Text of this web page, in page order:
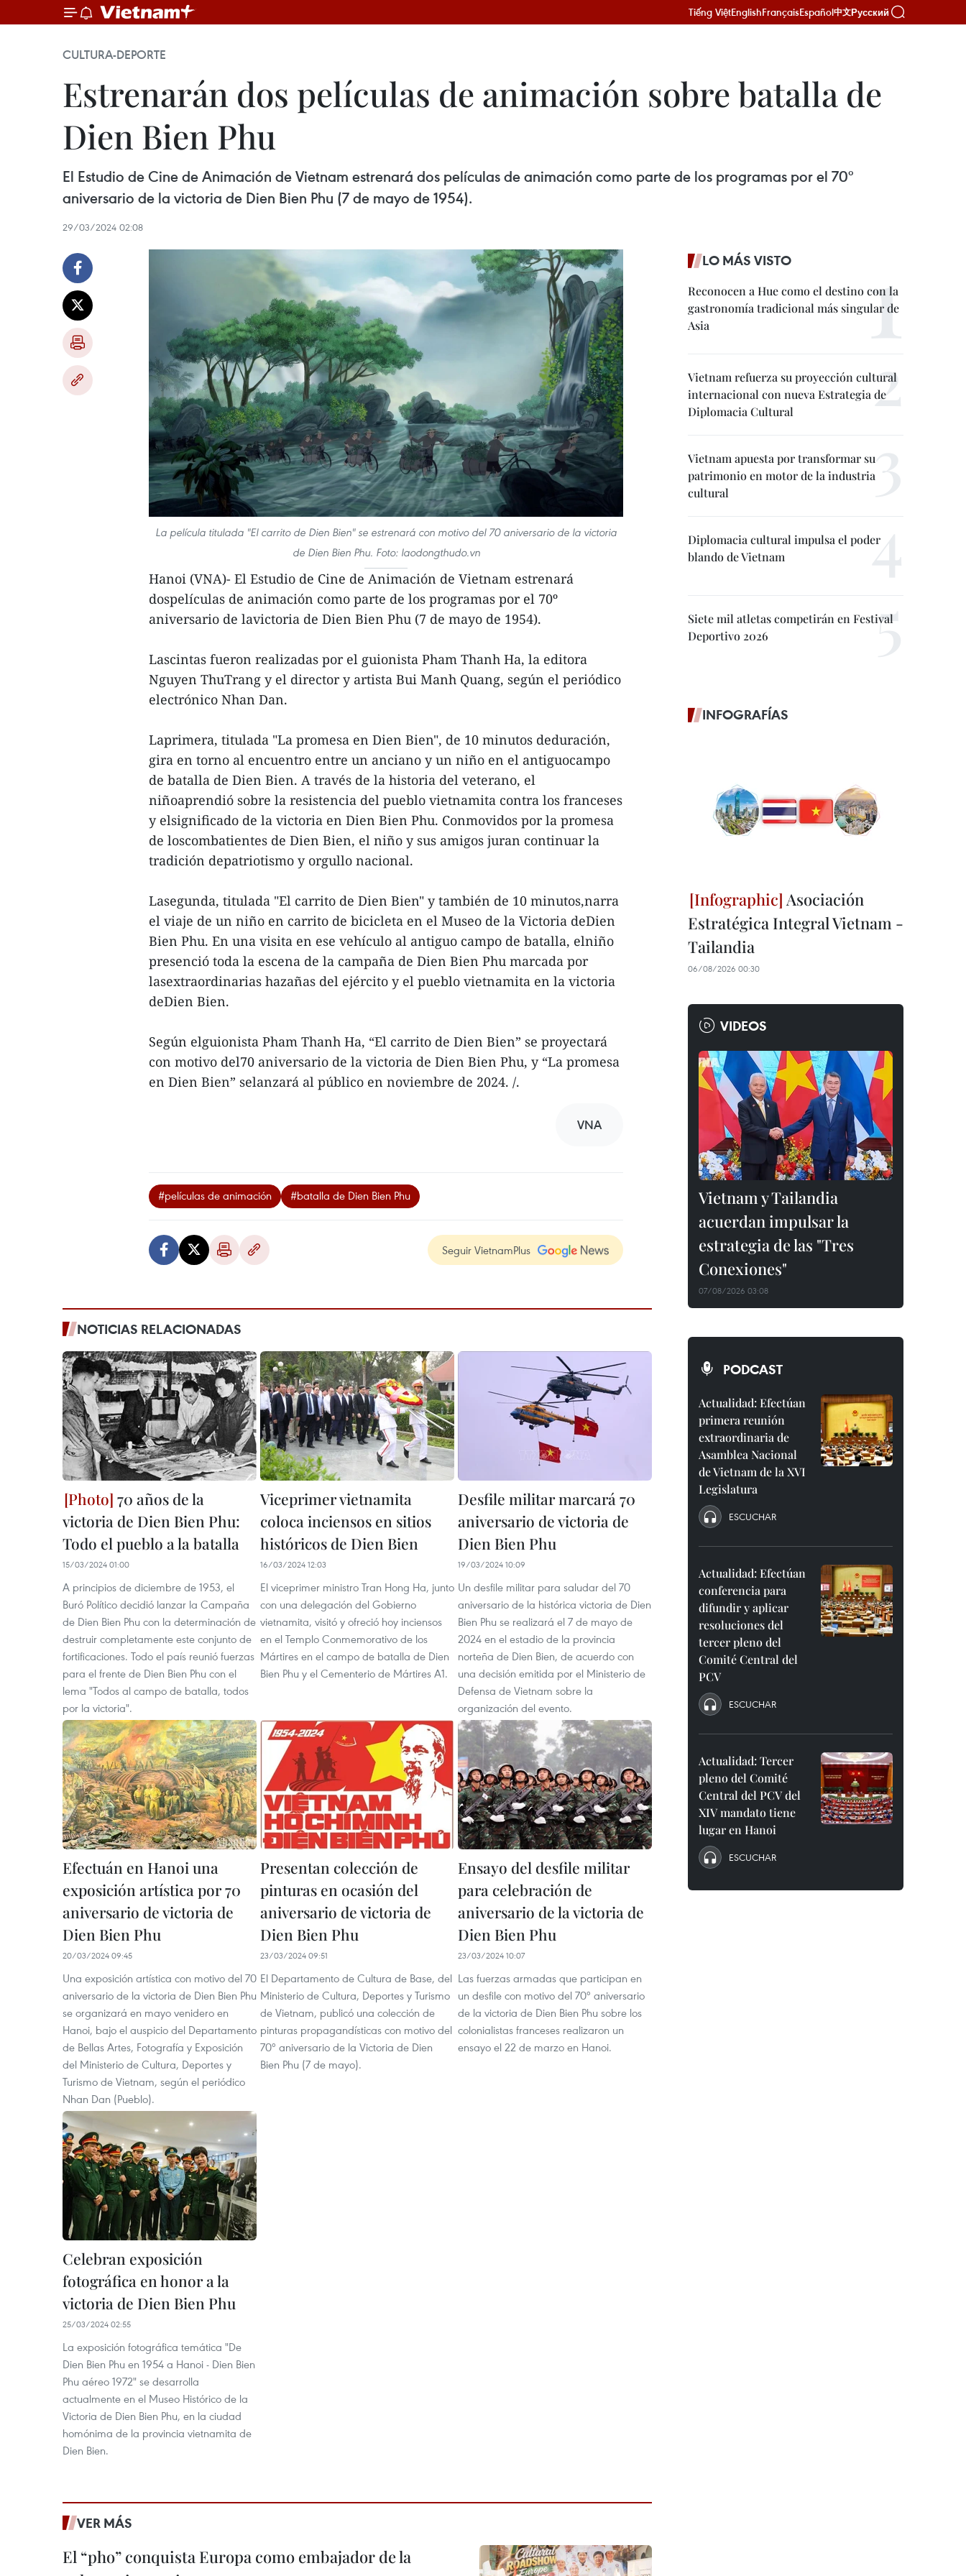
Tiếng ViệtEnglishFrançaisEspañol中文Русский
CULTURA-DEPORTE
Estrenarán dos películas de animación sobre batalla de
Dien Bien Phu
El Estudio de Cine de Animación de Vietnam estrenará dos películas de animación como parte de los programas por el 70º
aniversario de la victoria de Dien Bien Phu (7 de mayo de 1954).
29/03/2024 02:08
La película titulada "El carrito de Dien Bien" se estrenará con motivo del 70 aniversario de la victoria
de Dien Bien Phu. Foto: laodongthudo.vn
Hanoi (VNA)- El Estudio de Cine de Animación de Vietnam estrenará
dospelículas de animación como parte de los programas por el 70º
aniversario de lavictoria de Dien Bien Phu (7 de mayo de 1954).
Lascintas fueron realizadas por el guionista Pham Thanh Ha, la editora
Nguyen ThuTrang y el director y artista Bui Manh Quang, según el periódico
electrónico Nhan Dan.
Laprimera, titulada "La promesa en Dien Bien", de 10 minutos deduración,
gira en torno al encuentro entre un anciano y un niño en el antiguocampo
de batalla de Dien Bien. A través de la historia del veterano, el
niñoaprendió sobre la resistencia del pueblo vietnamita contra los franceses
y elsignificado de la victoria en Dien Bien Phu. Conmovidos por la promesa
de loscombatientes de Dien Bien, el niño y sus amigos juran continuar la
tradición depatriotismo y orgullo nacional.
Lasegunda, titulada "El carrito de Dien Bien" y también de 10 minutos,narra
el viaje de un niño en carrito de bicicleta en el Museo de la Victoria deDien
Bien Phu. En una visita en ese vehículo al antiguo campo de batalla, elniño
presenció toda la escena de la campaña de Dien Bien Phu marcada por
lasextraordinarias hazañas del ejército y el pueblo vietnamita en la victoria
deDien Bien.
Según elguionista Pham Thanh Ha, “El carrito de Dien Bien” se proyectará
con motivo del70 aniversario de la victoria de Dien Bien Phu, y “La promesa
en Dien Bien” selanzará al público en noviembre de 2024. /.
VNA
#películas de animación #batalla de Dien Bien Phu
Seguir VietnamPlus
NOTICIAS RELACIONADAS
70 años de la
victoria de Dien Bien Phu:
Todo el pueblo a la batalla
15/03/2024 01:00
A principios de diciembre de 1953, el
Buró Político decidió lanzar la Campaña
de Dien Bien Phu con la determinación de
destruir completamente este conjunto de
fortificaciones. Todo el país reunió fuerzas
para el frente de Dien Bien Phu con el
lema "Todos al campo de batalla, todos
por la victoria".
Viceprimer vietnamita
coloca inciensos en sitios
históricos de Dien Bien
16/03/2024 12:03
El viceprimer ministro Tran Hong Ha, junto
con una delegación del Gobierno
vietnamita, visitó y ofreció hoy inciensos
en el Templo Conmemorativo de los
Mártires en el campo de batalla de Dien
Bien Phu y el Cementerio de Mártires A1.
Desfile militar marcará 70
aniversario de victoria de
Dien Bien Phu
19/03/2024 10:09
Un desfile militar para saludar del 70
aniversario de la histórica victoria de Dien
Bien Phu se realizará el 7 de mayo de
2024 en el estadio de la provincia
norteña de Dien Bien, de acuerdo con
una decisión emitida por el Ministerio de
Defensa de Vietnam sobre la
organización del evento.
Efectuán en Hanoi una
exposición artística por 70
aniversario de victoria de
Dien Bien Phu
20/03/2024 09:45
Una exposición artística con motivo del 70
aniversario de la victoria de Dien Bien Phu
se organizará en mayo venidero en
Hanoi, bajo el auspicio del Departamento
de Bellas Artes, Fotografía y Exposición
del Ministerio de Cultura, Deportes y
Turismo de Vietnam, según el periódico
Nhan Dan (Pueblo).
Presentan colección de
pinturas en ocasión del
aniversario de victoria de
Dien Bien Phu
23/03/2024 09:51
El Departamento de Cultura de Base, del
Ministerio de Cultura, Deportes y Turismo
de Vietnam, publicó una colección de
pinturas propagandísticas con motivo del
70º aniversario de la Victoria de Dien
Bien Phu (7 de mayo).
Ensayo del desfile militar
para celebración de
aniversario de la victoria de
Dien Bien Phu
23/03/2024 10:07
Las fuerzas armadas que participan en
un desfile con motivo del 70º aniversario
de la victoria de Dien Bien Phu sobre los
colonialistas franceses realizaron un
ensayo el 22 de marzo en Hanoi.
Celebran exposición
fotográfica en honor a la
victoria de Dien Bien Phu
25/03/2024 02:55
La exposición fotográfica temática "De
Dien Bien Phu en 1954 a Hanoi - Dien Bien
Phu aéreo 1972" se desarrolla
actualmente en el Museo Histórico de la
Victoria de Dien Bien Phu, en la ciudad
homónima de la provincia vietnamita de
Dien Bien.
VER MÁS
El “pho” conquista Europa como embajador de la
LO MÁS VISTO
Reconocen a Hue como el destino con la
gastronomía tradicional más singular de
Asia
Vietnam refuerza su proyección cultural
internacional con nueva Estrategia de
Diplomacia Cultural
Vietnam apuesta por transformar su
patrimonio en motor de la industria
cultural
Diplomacia cultural impulsa el poder
blando de Vietnam
Siete mil atletas competirán en Festival
Deportivo 2026
INFOGRAFÍAS
Asociación
Estratégica Integral Vietnam -
Tailandia
06/08/2026 00:30
VIDEOS
Vietnam y Tailandia
acuerdan impulsar la
estrategia de las "Tres
Conexiones"
07/08/2026 03:08
PODCAST
Actualidad: Efectúan
primera reunión
extraordinaria de
Asamblea Nacional
de Vietnam de la XVI
Legislatura
ESCUCHAR
Actualidad: Efectúan
conferencia para
difundir y aplicar
resoluciones del
tercer pleno del
Comité Central del
PCV
ESCUCHAR
Actualidad: Tercer
pleno del Comité
Central del PCV del
XIV mandato tiene
lugar en Hanoi
ESCUCHAR